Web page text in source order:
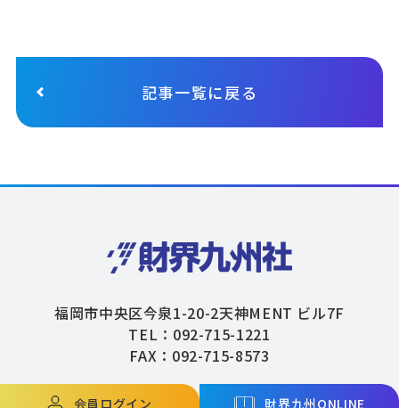
記事一覧に戻る
会員ログイン 財界九州ONLINE
福岡市中央区今泉1-20-2天神MENT ビル7F
TEL：092-715-1221
FAX：092-715-8573